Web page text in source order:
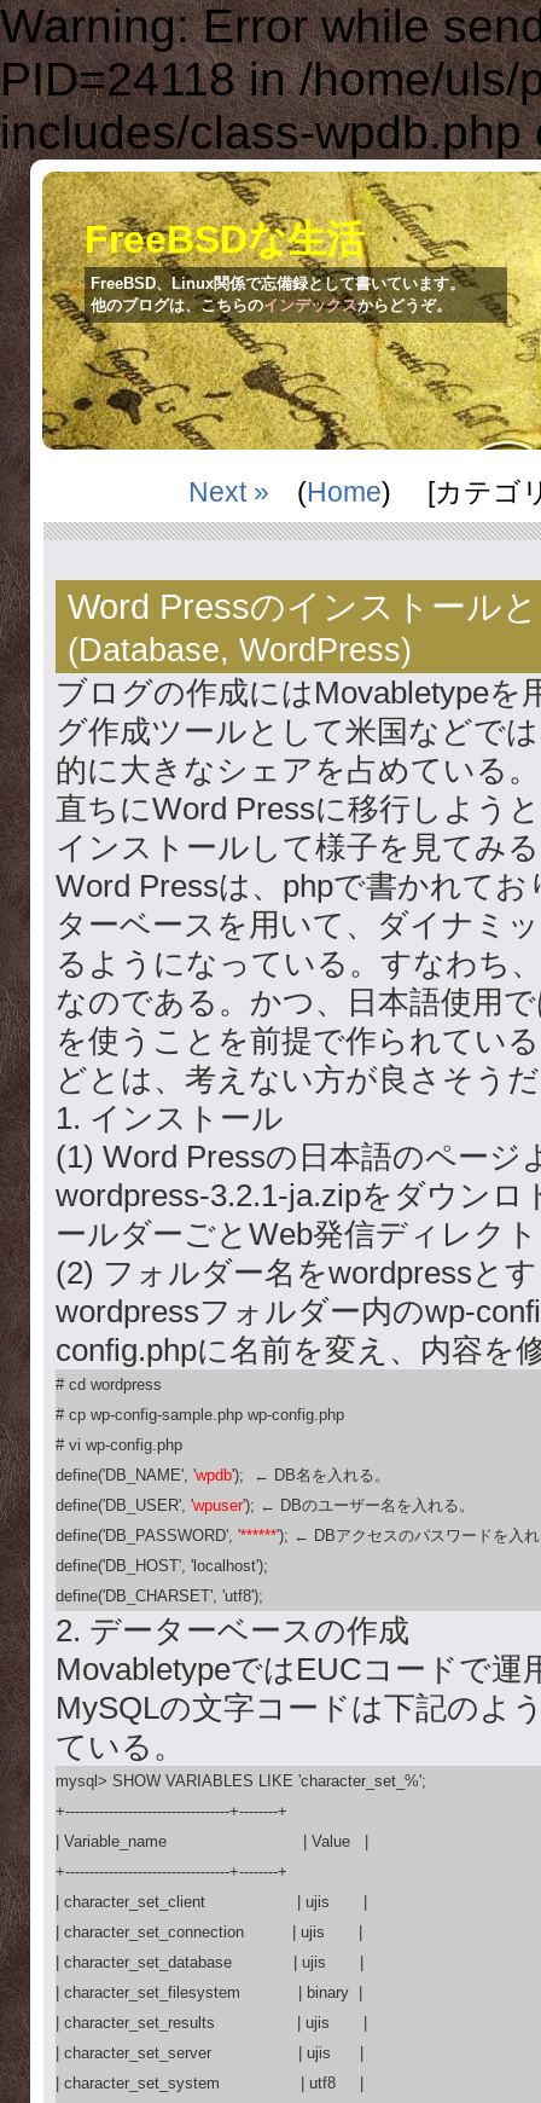
Warning: Error while
PID=24118 in /home/
includes/class-wpdb.php
FreeBSDな生活
FreeBSD、Linux関係で忘備録として書いています。
他のブログは、こちらのインデックスからどうぞ。
Next » (Home) [カテゴ
Word Pressのインストール
(Database, WordPress)
ブログの作成にはMovabletypeを
グ作成ツールとして米国などで
的に大きなシェアを占めている。
直ちにWord Pressに移行しよう
インストールして様子を見てみ
Word Pressは、phpで書かれてお
ターベースを用いて、ダイナミ
るようになっている。すなわち
なのである。かつ、日本語使用
を使うことを前提で作られてい
どとは、考えない方が良さそう
1. インストール
(1) Word Pressの日本語のページ
wordpress-3.2.1-ja.zipをダウンロ
ールダーごとWeb発信ディレク
(2) フォルダー名をwordpressと
wordpressフォルダー内のwp-
config.phpに名前を変え、内容を
# cd wordpress
# cp wp-config-sample.php wp-config.php
# vi wp-config.php
define('DB_NAME', 'wpdb');  ← DB名を入れる。
define('DB_USER', 'wpuser'); ← DBのユーザー名を入れる。
define('DB_PASSWORD', '******'); ← DBアクセスのパスワードを入
define('DB_HOST', 'localhost');
define('DB_CHARSET', 'utf8');
2. データーベースの作成
MovabletypeではEUCコードで運
MySQLの文字コードは下記のよ
ている。
mysql> SHOW VARIABLES LIKE 'character_set_%';
+----------------------------------+--------+
| Variable_name            　　　　　| Value   |
+----------------------------------+--------+
| character_set_client    　　　　  | ujis       |
| character_set_connection          | ujis       |
| character_set_database  　　　 | ujis       |
| character_set_filesystem            | binary  |
| character_set_results    　　　　| ujis       |
| character_set_server     　　　　| ujis      |
| character_set_system     　　　  | utf8     |